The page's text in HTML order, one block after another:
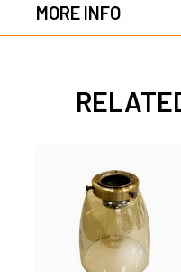
MORE INFO